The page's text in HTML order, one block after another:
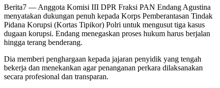
Berita7 — Anggota Komisi III DPR Fraksi PAN Endang Agustina
menyatakan dukungan penuh kepada Korps Pemberantasan Tindak
Pidana Korupsi (Kortas Tipikor) Polri untuk mengusut tiga kasus
dugaan korupsi. Endang menegaskan proses hukum harus berjalan
hingga terang benderang.
Dia memberi penghargaan kepada jajaran penyidik yang tengah
bekerja dan menekankan agar penanganan perkara dilaksanakan
secara profesional dan transparan.